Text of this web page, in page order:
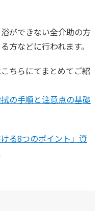
ができない全介助の方
方などに行われます。
ちらにてまとめてご紹
の手順と注意点の基礎
る8つのポイント」資